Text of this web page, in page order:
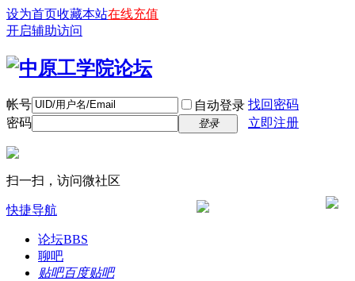
设为首页收藏本站在线充值
开启辅助访问
帐号 自动登录 找回密码
密码
登录 立即注册
扫一扫，访问微社区
快捷导航
论坛BBS
聊吧
贴吧百度贴吧